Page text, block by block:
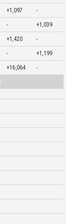
+1,097 -
- +1,039
+1,420 -
- +1,199
+16,064 -